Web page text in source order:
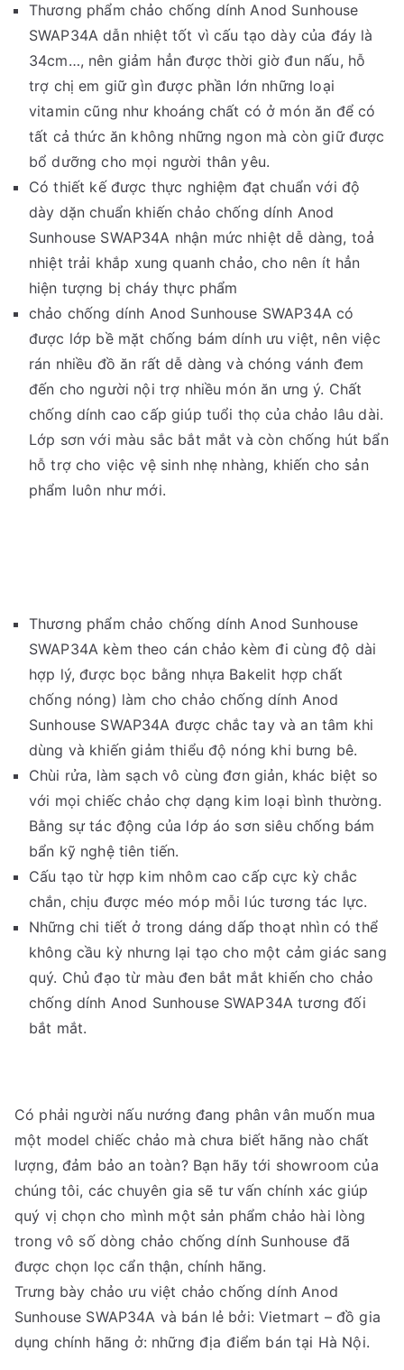
Thương phẩm chảo chống dính Anod Sunhouse
SWAP34A dẫn nhiệt tốt vì cấu tạo dày của đáy là
34cm…, nên giảm hẳn được thời giờ đun nấu, hỗ
trợ chị em giữ gìn được phần lớn những loại
vitamin cũng như khoáng chất có ở món ăn để có
tất cả thức ăn không những ngon mà còn giữ được
bổ dưỡng cho mọi người thân yêu.
Có thiết kế được thực nghiệm đạt chuẩn với độ
dày dặn chuẩn khiến chảo chống dính Anod
Sunhouse SWAP34A nhận mức nhiệt dễ dàng, toả
nhiệt trải khắp xung quanh chảo, cho nên ít hẳn
hiện tượng bị cháy thực phẩm
chảo chống dính Anod Sunhouse SWAP34A có
được lớp bề mặt chống bám dính ưu việt, nên việc
rán nhiều đồ ăn rất dễ dàng và chóng vánh đem
đến cho người nội trợ nhiều món ăn ưng ý. Chất
chống dính cao cấp giúp tuổi thọ của chảo lâu dài.
Lớp sơn với màu sắc bắt mắt và còn chống hút bẩn
hỗ trợ cho việc vệ sinh nhẹ nhàng, khiến cho sản
phẩm luôn như mới.
Thương phẩm chảo chống dính Anod Sunhouse
SWAP34A kèm theo cán chảo kèm đi cùng độ dài
hợp lý, được bọc bằng nhựa Bakelit hợp chất
chống nóng) làm cho chảo chống dính Anod
Sunhouse SWAP34A được chắc tay và an tâm khi
dùng và khiến giảm thiểu độ nóng khi bưng bê.
Chùi rửa, làm sạch vô cùng đơn giản, khác biệt so
với mọi chiếc chảo chợ dạng kim loại bình thường.
Bằng sự tác động của lớp áo sơn siêu chống bám
bẩn kỹ nghệ tiên tiến.
Cấu tạo từ hợp kim nhôm cao cấp cực kỳ chắc
chắn, chịu được méo móp mỗi lúc tương tác lực.
Những chi tiết ở trong dáng dấp thoạt nhìn có thể
không cầu kỳ nhưng lại tạo cho một cảm giác sang
quý. Chủ đạo từ màu đen bắt mắt khiến cho chảo
chống dính Anod Sunhouse SWAP34A tương đối
bắt mắt.
Có phải người nấu nướng đang phân vân muốn mua
một model chiếc chảo mà chưa biết hãng nào chất
lượng, đảm bảo an toàn? Bạn hãy tới showroom của
chúng tôi, các chuyên gia sẽ tư vấn chính xác giúp
quý vị chọn cho mình một sản phẩm chảo hài lòng
trong vô số dòng chảo chống dính Sunhouse đã
được chọn lọc cẩn thận, chính hãng.
Trưng bày chảo ưu việt chảo chống dính Anod
Sunhouse SWAP34A và bán lẻ bởi: Vietmart – đồ gia
dụng chính hãng ở: những địa điểm bán tại Hà Nội.